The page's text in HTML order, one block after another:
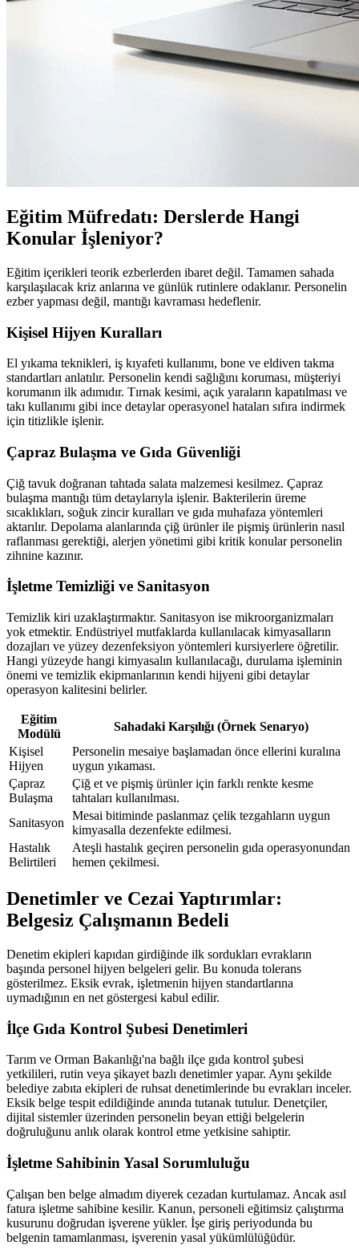
Eğitim Müfredatı: Derslerde Hangi
Konular İşleniyor?
Eğitim içerikleri teorik ezberlerden ibaret değil. Tamamen sahada
karşılaşılacak kriz anlarına ve günlük rutinlere odaklanır. Personelin
ezber yapması değil, mantığı kavraması hedeflenir.
Kişisel Hijyen Kuralları
El yıkama teknikleri, iş kıyafeti kullanımı, bone ve eldiven takma
standartları anlatılır. Personelin kendi sağlığını koruması, müşteriyi
korumanın ilk adımıdır. Tırnak kesimi, açık yaraların kapatılması ve
takı kullanımı gibi ince detaylar operasyonel hataları sıfıra indirmek
için titizlikle işlenir.
Çapraz Bulaşma ve Gıda Güvenliği
Çiğ tavuk doğranan tahtada salata malzemesi kesilmez. Çapraz
bulaşma mantığı tüm detaylarıyla işlenir. Bakterilerin üreme
sıcaklıkları, soğuk zincir kuralları ve gıda muhafaza yöntemleri
aktarılır. Depolama alanlarında çiğ ürünler ile pişmiş ürünlerin nasıl
raflanması gerektiği, alerjen yönetimi gibi kritik konular personelin
zihnine kazınır.
İşletme Temizliği ve Sanitasyon
Temizlik kiri uzaklaştırmaktır. Sanitasyon ise mikroorganizmaları
yok etmektir. Endüstriyel mutfaklarda kullanılacak kimyasalların
dozajları ve yüzey dezenfeksiyon yöntemleri kursiyerlere öğretilir.
Hangi yüzeyde hangi kimyasalın kullanılacağı, durulama işleminin
önemi ve temizlik ekipmanlarının kendi hijyeni gibi detaylar
operasyon kalitesini belirler.
Eğitim
Modülü
Sahadaki Karşılığı (Örnek Senaryo)
Kişisel
Hijyen
Personelin mesaiye başlamadan önce ellerini kuralına
uygun yıkaması.
Çapraz
Bulaşma
Çiğ et ve pişmiş ürünler için farklı renkte kesme
tahtaları kullanılması.
Sanitasyon
Mesai bitiminde paslanmaz çelik tezgahların uygun
kimyasalla dezenfekte edilmesi.
Hastalık
Belirtileri
Ateşli hastalık geçiren personelin gıda operasyonundan
hemen çekilmesi.
Denetimler ve Cezai Yaptırımlar:
Belgesiz Çalışmanın Bedeli
Denetim ekipleri kapıdan girdiğinde ilk sordukları evrakların
başında personel hijyen belgeleri gelir. Bu konuda tolerans
gösterilmez. Eksik evrak, işletmenin hijyen standartlarına
uymadığının en net göstergesi kabul edilir.
İlçe Gıda Kontrol Şubesi Denetimleri
Tarım ve Orman Bakanlığı'na bağlı ilçe gıda kontrol şubesi
yetkilileri, rutin veya şikayet bazlı denetimler yapar. Aynı şekilde
belediye zabıta ekipleri de ruhsat denetimlerinde bu evrakları inceler.
Eksik belge tespit edildiğinde anında tutanak tutulur. Denetçiler,
dijital sistemler üzerinden personelin beyan ettiği belgelerin
doğruluğunu anlık olarak kontrol etme yetkisine sahiptir.
İşletme Sahibinin Yasal Sorumluluğu
Çalışan ben belge almadım diyerek cezadan kurtulamaz. Ancak asıl
fatura işletme sahibine kesilir. Kanun, personeli eğitimsiz çalıştırma
kusurunu doğrudan işverene yükler. İşe giriş periyodunda bu
belgenin tamamlanması, işverenin yasal yükümlülüğüdür.